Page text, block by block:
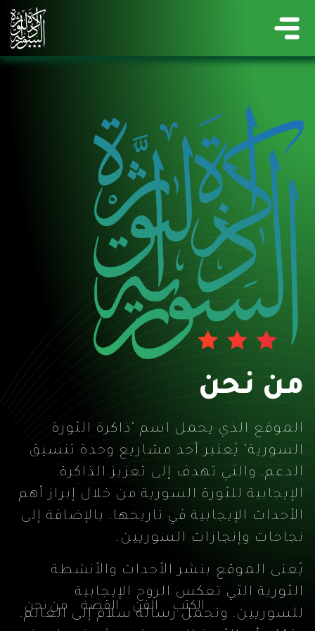
من نحن
الموقع الذي يحمل اسم "ذاكرة الثورة
السورية" يُعتبر أحد مشاريع وحدة تنسيق
الدعم، والتي تهدف إلى تعزيز الذاكرة
الإيجابية للثورة السورية من خلال إبراز أهم
الأحداث الإيجابية في تاريخها، بالإضافة إلى
نجاحات وإنجازات السوريين.
يُعنى الموقع بنشر الأحداث والأنشطة
الثورية التي تعكس الروح الإيجابية
للسوريين، وتحمل رسالة سلام إلى العالم،
الكتب الفن القصة من نحن